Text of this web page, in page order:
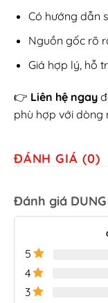
Có hướng dẫn
Nguồn gốc rõ
Giá hợp lý, hỗ
👉 Liên hệ ngay
phù hợp với dòng
ĐÁNH GIÁ (0)
Đánh giá DUNG
5
4
3